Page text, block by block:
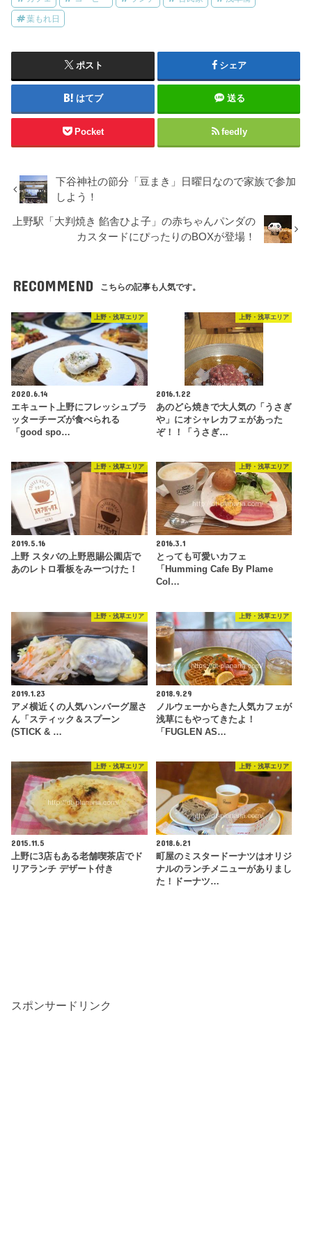
葉もれ日
ポスト シェア
はてブ 送る
Pocket feedly
下谷神社の節分「豆まき」日曜日なので家族で参加
しよう！
上野駅「大判焼き 餡舎ひよ子」の赤ちゃんパンダの
カスタードにぴったりのBOXが登場！
RECOMMEND こちらの記事も人気です。
上野・浅草エリア
2020.6.14
エキュート上野にフレッシュブラ
ッターチーズが食べられる
「good spo…
上野・浅草エリア
2016.1.22
あのどら焼きで大人気の「うさぎ
や」にオシャレカフェがあった
ぞ！！「うさぎ…
上野・浅草エリア
2019.5.16
上野 スタバの上野恩賜公園店で
あのレトロ看板をみーつけた！
上野・浅草エリア
2016.3.1
とっても可愛いカフェ
「Humming Cafe By Plame
Col…
上野・浅草エリア
2019.1.23
アメ横近くの人気ハンバーグ屋さ
ん「スティック＆スプーン
(STICK & …
上野・浅草エリア
2018.9.29
ノルウェーからきた人気カフェが
浅草にもやってきたよ！
「FUGLEN AS…
上野・浅草エリア
2015.11.5
上野に3店もある老舗喫茶店でド
リアランチ デザート付き
上野・浅草エリア
2018.6.21
町屋のミスタードーナツはオリジ
ナルのランチメニューがありまし
た！ドーナツ…
スポンサードリンク